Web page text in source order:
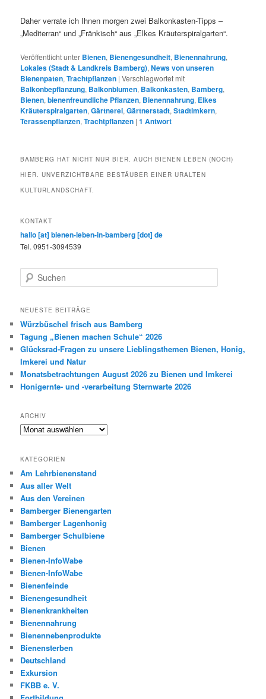
Daher verrate ich Ihnen morgen zwei Balkonkasten-Tipps –
„Mediterran“ und „Fränkisch“ aus „Elkes Kräuterspiralgarten“.
Veröffentlicht unter Bienen, Bienengesundheit, Bienennahrung,
Lokales (Stadt & Landkreis Bamberg),News von unseren
Bienenpaten,Trachtpflanzen |Verschlagwortet mit
Balkonbepflanzung, Balkonblumen, Balkonkasten, Bamberg,
Bienen,bienenfreundliche Pflanzen, Bienennahrung, Elkes
Kräuterspiralgarten,Gärtnerei,Gärtnerstadt,Stadtimkern,
Terassenpflanzen,Trachtpflanzen |1 Antwort
BAMBERG HAT NICHT NUR BIER. AUCH BIENEN LEBEN (NOCH)
HIER. UNVERZICHTBARE BESTÄUBER EINER URALTEN
KULTURLANDSCHAFT.
KONTAKT
hallo [at] bienen-leben-in-bamberg [dot] de
Tel. 0951-3094539
u
h
n
NEUESTE BEITRÄGE
Würzbüschel frisch aus Bamberg
Tagung „Bienen machen Schule“ 2026
Glücksrad-Fragen zu unsere Lieblingsthemen Bienen, Honig,
Imkerei und Natur
Monatsbetrachtungen August 2026 zu Bienen und Imkerei
Honigernte- und -verarbeitung Sternwarte 2026
ARCHIV
Archiv
KATEGORIEN
Am Lehrbienenstand
Aus aller Welt
Aus den Vereinen
Bamberger Bienengarten
Bamberger Lagenhonig
Bamberger Schulbiene
Bienen
Bienen-InfoWabe
Bienen-InfoWabe
Bienenfeinde
Bienengesundheit
Bienenkrankheiten
Bienennahrung
Bienennebenprodukte
Bienensterben
Deutschland
Exkursion
FKBB e. V.